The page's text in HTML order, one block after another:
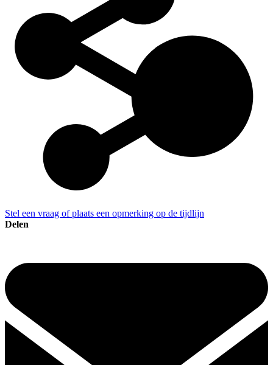
Stel een vraag of plaats een opmerking op de tijdlijn
Delen